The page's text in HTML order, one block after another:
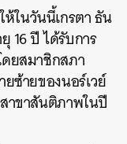
ในวันนี้เกรตาธัน
16 ปีได้รับการ
ยสมาชิกสภา
ซ้ายของนอร์เวย์
สาขาสันติภาพในปี